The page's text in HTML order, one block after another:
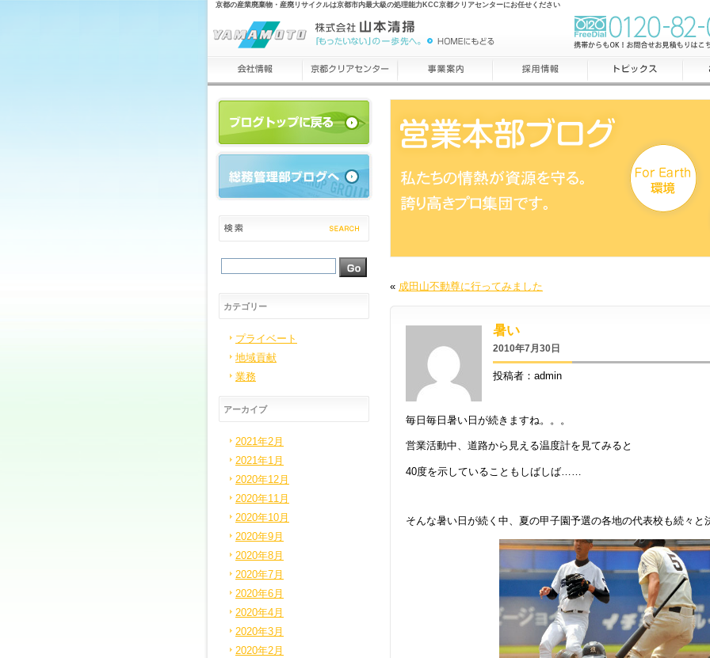
京都の産業廃棄物・産廃リサイクルは京都市内最大級の処理能力KCC京都クリアセンターにお任せください
« 成田山不動尊に行ってみました
暑い
2010年7月30日
投稿者：admin
毎日毎日暑い日が続きますね。。。
営業活動中、道路から見える温度計を見てみると
40度を示していることもしばしば……
そんな暑い日が続く中、夏の甲子園予選の各地の代表校も続々と
カテゴリー
プライベート
地域貢献
業務
アーカイブ
2021年2月
2021年1月
2020年12月
2020年11月
2020年10月
2020年9月
2020年8月
2020年7月
2020年6月
2020年4月
2020年3月
2020年2月